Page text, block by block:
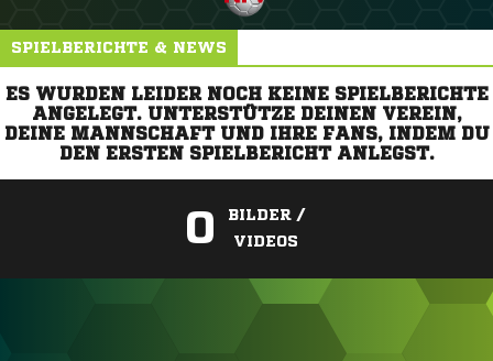
SPIELBERICHTE & NEWS
ES WURDEN LEIDER NOCH KEINE SPIELBERICHTE
ANGELEGT. UNTERSTÜTZE DEINEN VEREIN,
DEINE MANNSCHAFT UND IHRE FANS, INDEM DU
DEN ERSTEN SPIELBERICHT ANLEGST.
0
BILDER /
VIDEOS